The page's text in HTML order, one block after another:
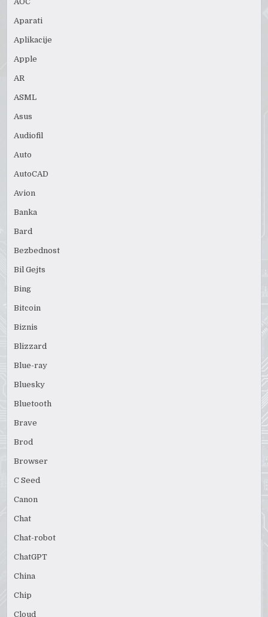
Aparati
Aplikacije
Apple
AR
ASML
Asus
Audiofil
Auto
AutoCAD
Avion
Banka
Bard
Bezbednost
Bil Gejts
Bing
Bitcoin
Biznis
Blizzard
Blue-ray
Bluesky
Bluetooth
Brave
Brod
Browser
C Seed
Canon
Chat
Chat-robot
ChatGPT
China
Chip
Cloud